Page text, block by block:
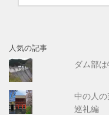
人気の記事
ダム部
中の人
巡礼編